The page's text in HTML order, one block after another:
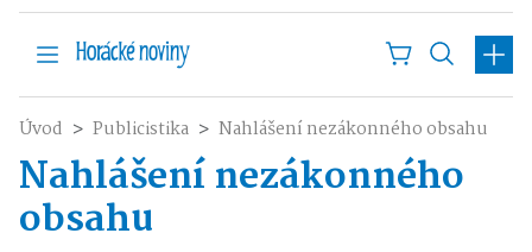
Úvod Publicistika Nahlášení nezákonného obsahu
Nahlášení nezákonného
obsahu